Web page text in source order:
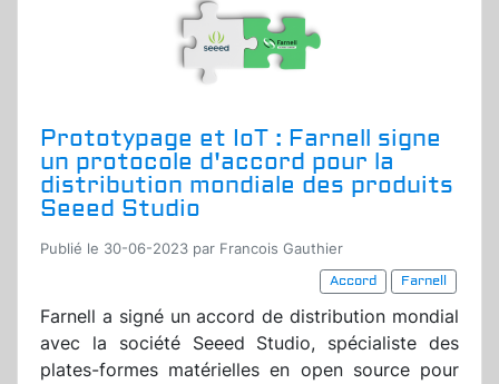
Prototypage et IoT : Farnell signe
un protocole d'accord pour la
distribution mondiale des produits
Seeed Studio
Publié le 30-06-2023 par Francois Gauthier
Accord
Farnell
Farnell a signé un accord de distribution mondial
avec la société Seeed Studio, spécialiste des
plates-formes matérielles en open source pour